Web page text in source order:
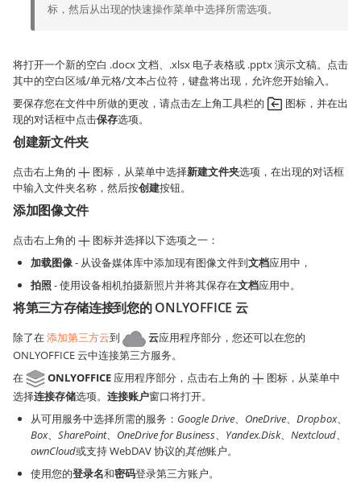
标，然后从出现的快速操作菜单中选择所需选项。
将打开一个新的空白 .docx 文档、.xlsx 电子表格或 .pptx 演示文稿。点击
其中的空白区域/单元格/文本占位符，键盘将出现，允许您开始输入。
要保存您在文件中所做的更改，请点击左上角工具栏的
图标，并在出
现的对话框中点击保存选项。
创建新文件夹
点击右上角的 图标，从菜单中选择新建文件夹选项，在出现的对话框
中输入文件夹名称，然后按创建按钮。
添加图像文件
点击右上角的
图标并选择以下选项之一：
加载图像- 从设备媒体库中添加现有图像文件到文档应用中，
拍照 - 使用设备相机拍摄新照片并将其保存在文档应用中。
将第三方存储连接到您的 ONLYOFFICE 云
除了在添加第三方云到 云应用程序部分，您还可以在您的
ONLYOFFICE 云中连接第三方服务。
在
ONLYOFFICE 应用程序部分，点击右上角的
图标，从菜单中
选择连接存储选项。 连接账户窗口将打开。
从可用服务中选择所需的服务： Google Drive OneDrive Dropbox、
Box、 SharePoint、 OneDrive for Business Yandex.Disk、 Nextcloud
ownCloud或支持 WebDAV 协议的其他账户。
使用您的登录名和密码登录第三方账户。